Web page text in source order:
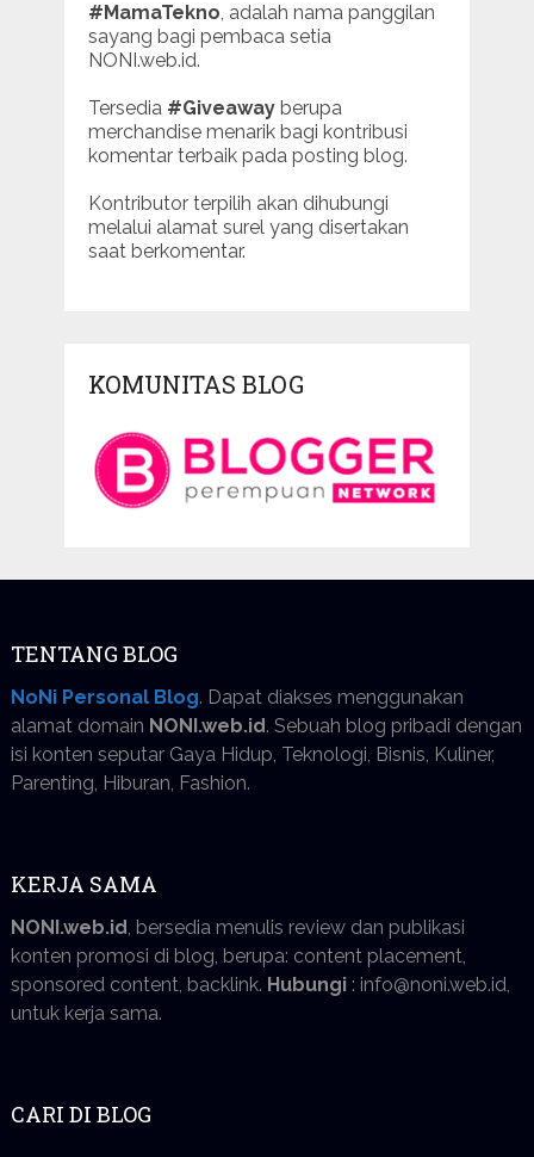
#MamaTekno, adalah nama panggilan
sayang bagi pembaca setia
NONI.web.id.
Tersedia #Giveawayberupa
merchandise menarik bagi kontribusi
komentar terbaik pada posting blog.
Kontributor terpilih akan dihubungi
melalui alamat surel yang disertakan
saat berkomentar.
KOMUNITAS BLOG
TENTANG BLOG
NoNi Personal Blog. Dapat diakses menggunakan
alamat domain NONI.web.id. Sebuah blog pribadi dengan
isi konten seputar Gaya Hidup, Teknologi, Bisnis, Kuliner,
Parenting, Hiburan, Fashion.
KERJA SAMA
NONI.web.id , bersedia menulis review dan publikasi
konten promosi di blog, berupa: content placement,
sponsored content, backlink. Hubungi: info@noni.web.id,
untuk kerja sama.
CARI DI BLOG